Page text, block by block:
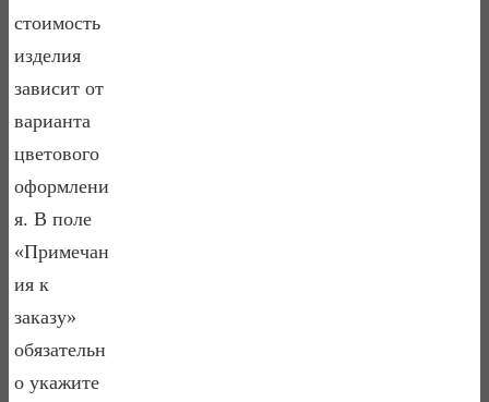
стоимость
изделия
зависит от
варианта
цветового
оформлени
я. В поле
«Примечан
ия к
заказу»
обязательн
о укажите